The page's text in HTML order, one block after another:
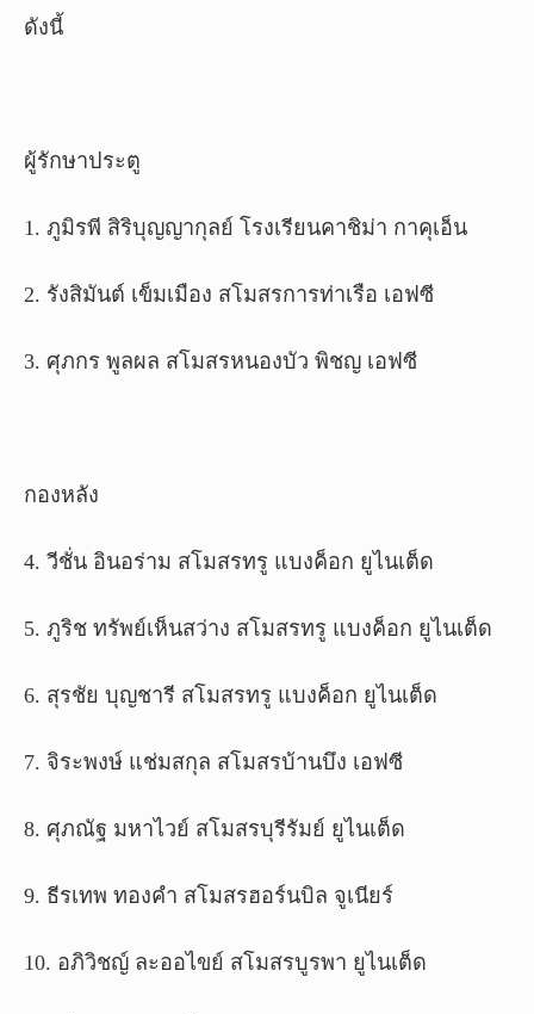
ดังนี้
ผู้รักษาประตู
1. ภูมิรพี สิริบุญญากุลย์ โรงเรียนคาชิม่า กาคุเอ็น
2. รังสิมันต์ เข็มเมือง สโมสรการท่าเรือ เอฟซี
3. ศุภกร พูลผล สโมสรหนองบัว พิชญ เอฟซี
กองหลัง
4. วีชั่น อินอร่าม สโมสรทรู แบงค็อก ยูไนเต็ด
5. ภูริช ทรัพย์เห็นสว่าง สโมสรทรู แบงค็อก ยูไนเต็ด
6. สุรชัย บุญชารี สโมสรทรู แบงค็อก ยูไนเต็ด
7. จิระพงษ์ แช่มสกุล สโมสรบ้านบึง เอฟซี
8. ศุภณัฐ มหาไวย์ สโมสรบุรีรัมย์ ยูไนเต็ด
9. ธีรเทพ ทองคำ สโมสรฮอร์นบิล จูเนียร์
10. อภิวิชญ์ ละออไขย์ สโมสรบูรพา ยูไนเต็ด